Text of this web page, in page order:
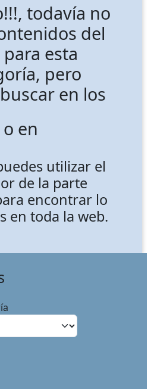
todavía no
del
esta
pero
en los
o en
utilizar el
de la parte
encontrar lo
en toda la web.